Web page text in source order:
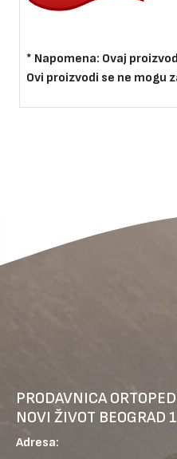
* Napomena: Ovaj
Ovi proizvodi se ne
PRODAVNICA
NOVI ŽIVOT BEOGRAD 1
Adresa: